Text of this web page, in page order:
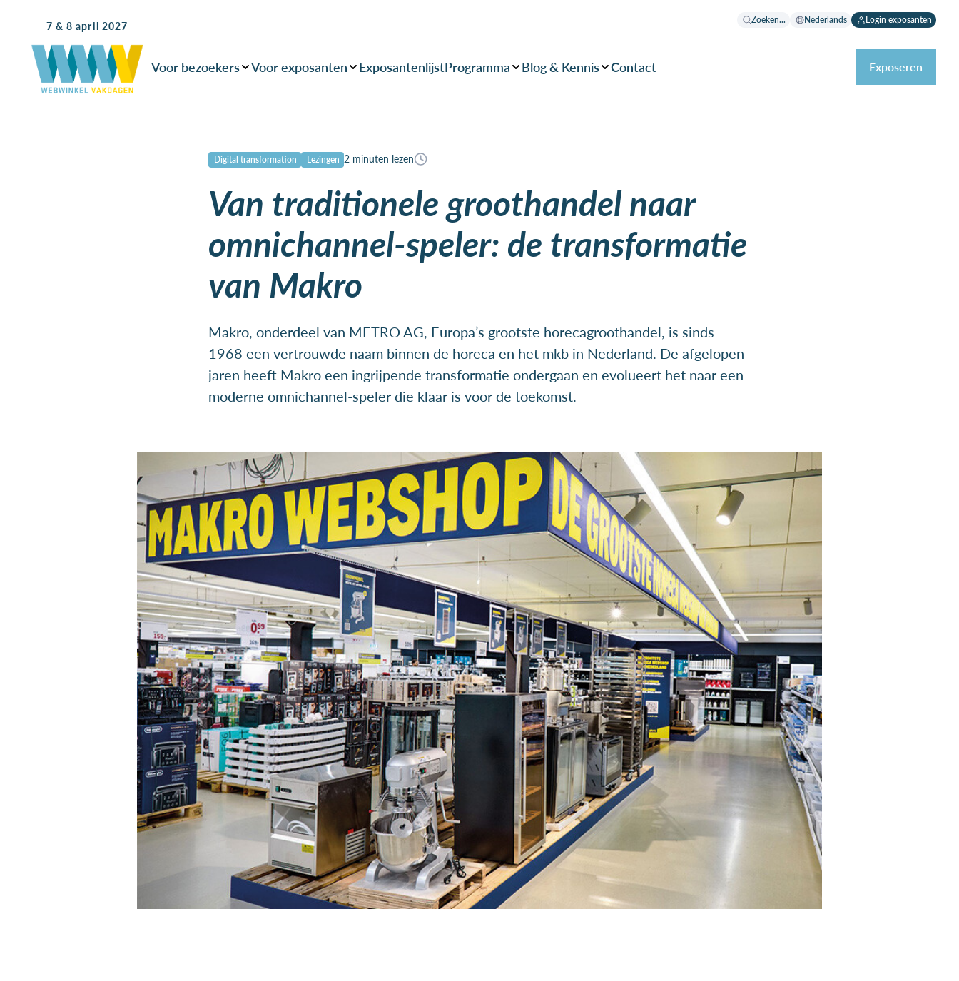
Zoeken... Nederlands Login exposanten
7 & 8 april 2027
Voor bezoekers Voor exposanten ExposantenlijstProgramma Blog & Kennis Contact Exposeren
Digital transformation Lezingen 2 minuten lezen
Van traditionele groothandel naar
omnichannel-speler: de transformatie
van Makro
Makro, onderdeel van METRO AG, Europa’s grootste horecagroothandel, is sinds
1968 een vertrouwde naam binnen de horeca en het mkb in Nederland. De afgelopen
jaren heeft Makro een ingrijpende transformatie ondergaan en evolueert het naar een
moderne omnichannel-speler die klaar is voor de toekomst.